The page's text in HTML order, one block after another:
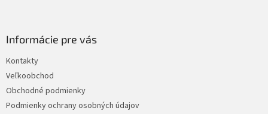
Informácie pre vás
Kontakty
Veľkoobchod
Obchodné podmienky
Podmienky ochrany osobných údajov